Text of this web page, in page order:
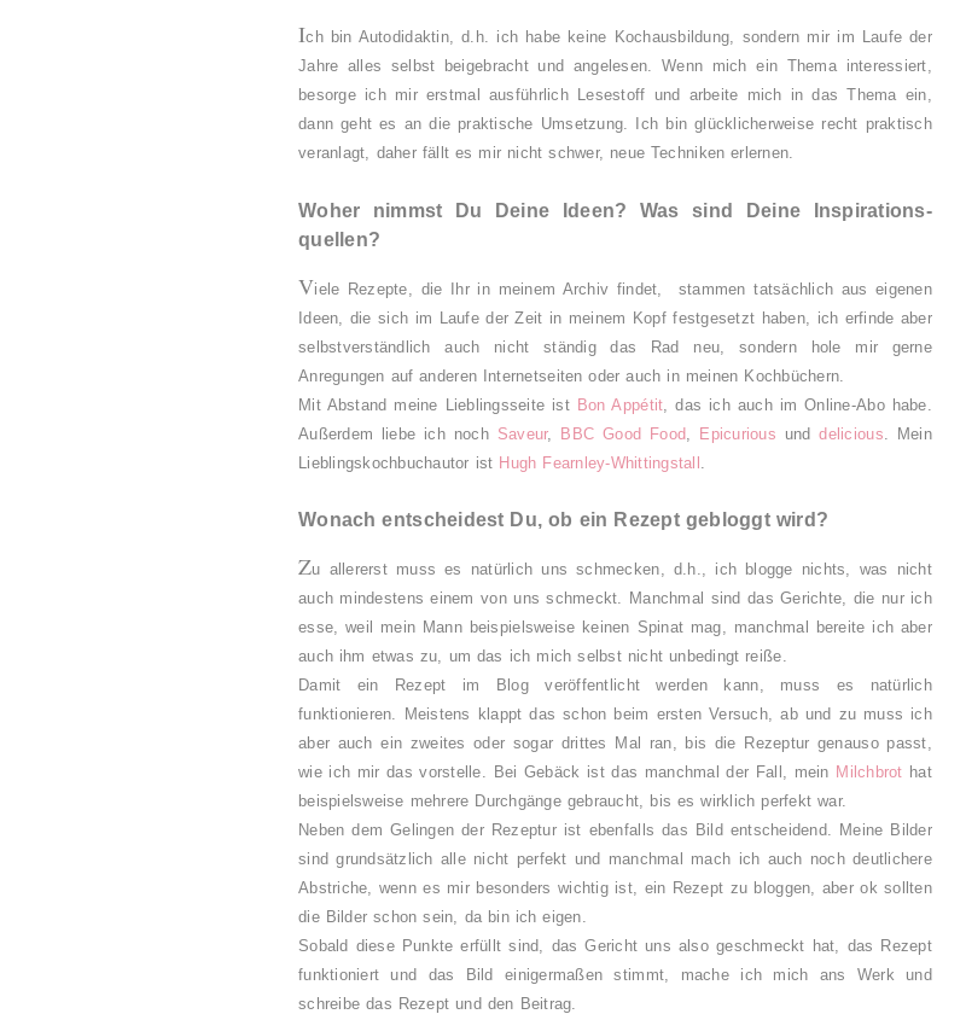
Ich bin Autodidaktin, d.h. ich habe keine Kochausbildung, sondern mir im Laufe der
Jahre alles selbst beigebracht und angelesen. Wenn mich ein Thema interessiert,
besorge ich mir erstmal ausführlich Lesestoff und arbeite mich in das Thema ein,
dann geht es an die praktische Umsetzung. Ich bin glücklicherweise recht praktisch
veranlagt, daher fällt es mir nicht schwer, neue Techniken erlernen.
Woher nimmst Du Deine Ideen? Was sind Deine Inspirations-
quellen?
Viele Rezepte, die Ihr in meinem Archiv findet, stammen tatsächlich aus eigenen
Ideen, die sich im Laufe der Zeit in meinem Kopf festgesetzt haben, ich erfinde aber
selbstverständlich auch nicht ständig das Rad neu, sondern hole mir gerne
Anregungen auf anderen Internetseiten oder auch in meinen Kochbüchern.
Mit Abstand meine Lieblingsseite ist Bon Appétit, das ich auch im Online-Abo habe.
Außerdem liebe ich noch Saveur, BBC Good Food, Epicurious unddelicious. Mein
Lieblingskochbuchautor ist Hugh Fearnley-Whittingstall .
Wonach entscheidest Du, ob ein Rezept gebloggt wird?
Zu allererst muss es natürlich uns schmecken, d.h., ich blogge nichts, was nicht
auch mindestens einem von uns schmeckt. Manchmal sind das Gerichte, die nur ich
esse, weil mein Mann beispielsweise keinen Spinat mag, manchmal bereite ich aber
auch ihm etwas zu, um das ich mich selbst nicht unbedingt reiße.
Damit ein Rezept im Blog veröffentlicht werden kann, muss es natürlich
funktionieren. Meistens klappt das schon beim ersten Versuch, ab und zu muss ich
aber auch ein zweites oder sogar drittes Mal ran, bis die Rezeptur genauso passt,
wie ich mir das vorstelle. Bei Gebäck ist das manchmal der Fall, mein Milchbrot hat
beispielsweise mehrere Durchgänge gebraucht, bis es wirklich perfekt war.
Neben dem Gelingen der Rezeptur ist ebenfalls das Bild entscheidend. Meine Bilder
sind grundsätzlich alle nicht perfekt und manchmal mach ich auch noch deutlichere
Abstriche, wenn es mir besonders wichtig ist, ein Rezept zu bloggen, aber ok sollten
die Bilder schon sein, da bin ich eigen.
Sobald diese Punkte erfüllt sind, das Gericht uns also geschmeckt hat, das Rezept
funktioniert und das Bild einigermaßen stimmt, mache ich mich ans Werk und
schreibe das Rezept und den Beitrag.